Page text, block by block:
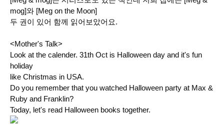
mog]와 [Meg on the Moon]
두 권이 있어 함께 읽어보았어요.
<Mother's Talk>
Look at the calender. 31th Oct is Halloween day and it's fun
holiday
like Christmas in USA.
Do you remember that you watched Halloween party at Max &
Ruby and Franklin?
Today, let's read Halloween books together.